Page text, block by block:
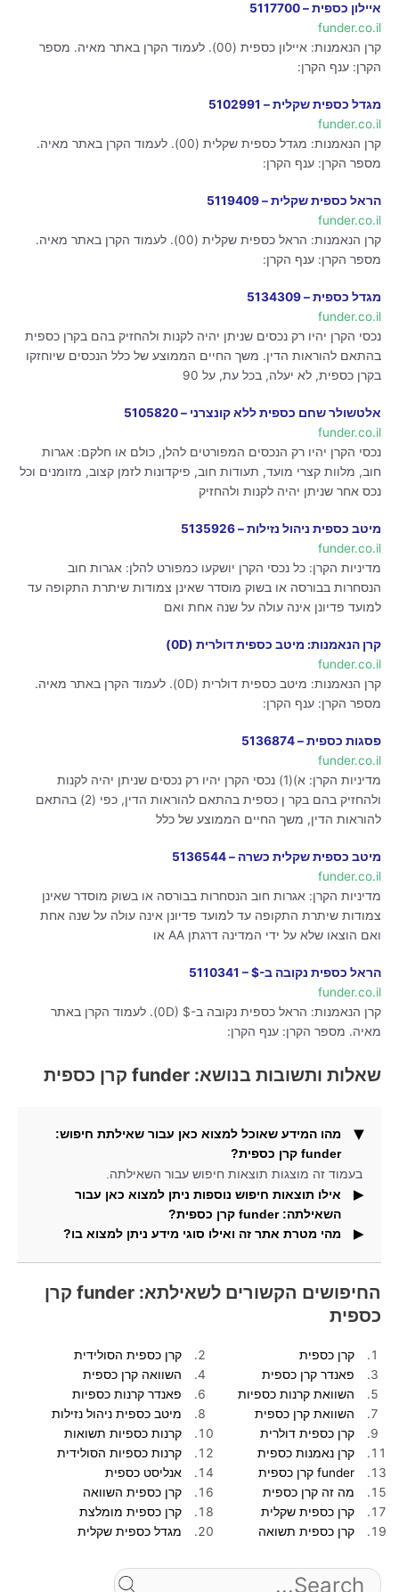
איילון כספית – 5117700
funder.co.il
קרן הנאמנות: איילון כספית (00). לעמוד הקרן באתר מאיה. מספר
הקרן: ענף הקרן:
מגדל כספית שקלית – 5102991
funder.co.il
קרן הנאמנות: מגדל כספית שקלית (00). לעמוד הקרן באתר מאיה.
מספר הקרן: ענף הקרן:
הראל כספית שקלית – 5119409
funder.co.il
קרן הנאמנות: הראל כספית שקלית (00). לעמוד הקרן באתר מאיה.
מספר הקרן: ענף הקרן:
מגדל כספית – 5134309
funder.co.il
נכסי הקרן יהיו רק נכסים שניתן יהיה לקנות ולהחזיק בהם בקרן כספית
בהתאם להוראות הדין. משך החיים הממוצע של כלל הנכסים שיוחזקו
בקרן כספית, לא יעלה, בכל עת, על 90
אלטשולר שחם כספית ללא קונצרני – 5105820
funder.co.il
נכסי הקרן יהיו רק הנכסים המפורטים להלן, כולם או חלקם: אגרות
חוב, מלוות קצרי מועד, תעודות חוב, פיקדונות לזמן קצוב, מזומנים וכל
נכס אחר שניתן יהיה לקנות ולהחזיק
מיטב כספית ניהול נזילות – 5135926
funder.co.il
מדיניות הקרן: כל נכסי הקרן יושקעו כמפורט להלן: אגרות חוב
הנסחרות בבורסה או בשוק מוסדר שאינן צמודות שיתרת התקופה עד
למועד פדיונן אינה עולה על שנה אחת ואם
קרן הנאמנות: מיטב כספית דולרית (0D)
funder.co.il
קרן הנאמנות: מיטב כספית דולרית (0D). לעמוד הקרן באתר מאיה.
מספר הקרן: ענף הקרן:
פסגות כספית – 5136874
funder.co.il
מדיניות הקרן: א)(1) נכסי הקרן יהיו רק נכסים שניתן יהיה לקנות
ולהחזיק בהם בקר ן כספית בהתאם להוראות הדין, כפי (2) בהתאם
להוראות הדין, משך החיים הממוצע של כלל
מיטב כספית שקלית כשרה – 5136544
funder.co.il
מדיניות הקרן: אגרות חוב הנסחרות בבורסה או בשוק מוסדר שאינן
צמודות שיתרת התקופה עד למועד פדיונן אינה עולה על שנה אחת
ואם הוצאו שלא על ידי המדינה דרגתן AA או
הראל כספית נקובה ב-$ – 5110341
funder.co.il
קרן הנאמנות: הראל כספית נקובה ב-$ (0D). לעמוד הקרן באתר
מאיה. מספר הקרן: ענף הקרן:
שאלות ותשובות בנושא: funder קרן כספית
מהו המידע שאוכל למצוא כאן עבור שאילתת חיפוש:
funder קרן כספית?
בעמוד זה מוצגות תוצאות חיפוש עבור השאילתה.
אילו תוצאות חיפוש נוספות ניתן למצוא כאן עבור
השאילתה: funder קרן כספית?
וגם תמצאו בדף זה תמונות העונות על שאילתת החיפוש.
מהי מטרת אתר זה ואילו סוגי מידע ניתן למצוא בו?
החיפושים הקשורים לשאילתא: funder קרן
כספית
קרן כספית
קרן כספית הסולידית
פאנדר קרן כספית
השוואה קרן כספית
השוואת קרנות כספיות
פאנדר קרנות כספיות
השוואת קרן כספית
מיטב כספית ניהול נזילות
קרן כספית דולרית
קרנות כספיות תשואות
קרן נאמנות כספית
קרנות כספיות הסולידית
funder קרן כספית
אנליסט כספית
מה זה קרן כספית
קרן כספית השוואה
קרן כספית שקלית
קרן כספית מומלצת
קרן כספית תשואה
מגדל כספית שקלית
for: